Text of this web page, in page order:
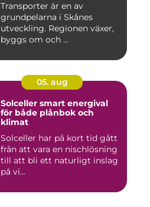
Transporter är en av
grundpelarna i Skånes
utveckling. Regionen växer,
byggs om och ...
05. aug
Solceller smart energival
för både plånbok och
klimat
Solceller har på kort tid gått
från att vara en nischlösning
till att bli ett naturligt inslag
på vi...